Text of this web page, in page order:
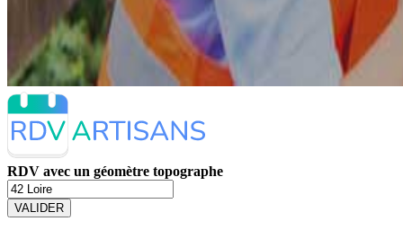
RDV avec un géomètre topographe
VALIDER